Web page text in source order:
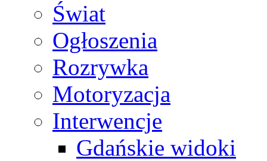
Świat
Ogłoszenia
Rozrywka
Motoryzacja
Interwencje
Gdańskie widoki